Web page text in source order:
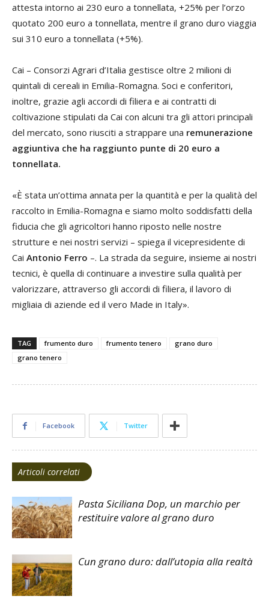
attesta intorno ai 230 euro a tonnellata, +25% per l’orzo
quotato 200 euro a tonnellata, mentre il grano duro viaggia
sui 310 euro a tonnellata (+5%).
Cai – Consorzi Agrari d’Italia gestisce oltre 2 milioni di
quintali di cereali in Emilia-Romagna. Soci e conferitori,
inoltre, grazie agli accordi di filiera e ai contratti di
coltivazione stipulati da Cai con alcuni tra gli attori principali
del mercato, sono riusciti a strappare una remunerazione
aggiuntiva che ha raggiunto punte di 20 euro a
tonnellata.
«È stata un’ottima annata per la quantità e per la qualità del
raccolto in Emilia-Romagna e siamo molto soddisfatti della
fiducia che gli agricoltori hanno riposto nelle nostre
strutture e nei nostri servizi – spiega il vicepresidente di
Cai Antonio Ferro –. La strada da seguire, insieme ai nostri
tecnici, è quella di continuare a investire sulla qualità per
valorizzare, attraverso gli accordi di filiera, il lavoro di
migliaia di aziende ed il vero Made in Italy».
TAG frumento duro frumento tenero
grano duro
grano tenero
Facebook Twitter
Articoli correlati
Pasta Siciliana Dop, un marchio per
restituire valore al grano duro
Cun grano duro: dall’utopia alla realtà